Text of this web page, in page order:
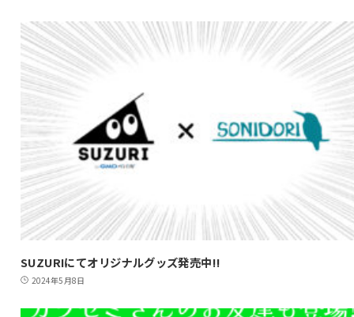
SUZURIにてオリジナルグッズ発売中!!
2024年5月8日